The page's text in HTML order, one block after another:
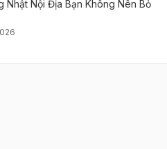
Nhật Nội Địa Bạn Không Nên Bỏ